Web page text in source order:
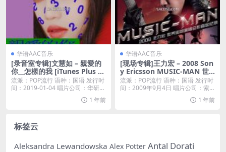
华语AAC音乐
[录音室专辑]文慧如 – 親愛的
你__怎樣的我 [iTunes Plus M
4A]
流派：POP流行 语种：国语 发行时
间：2019-01-04 唱片公司：华研国
1 年前
华语AAC音乐
[现场专辑]王力宏 – 2008 Son
y Ericsson MUSIC-MAN 世
界巡回演唱会 [iTunes Plus M
4A]
流派：POP流行 语种：国语 发行时
间：2009年9月4日 唱片公司：索
1 年前
标签云
Aleksandra Lewandowska Alex Potter Antal Dorati